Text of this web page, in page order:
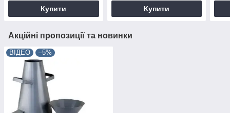
Купити Купити
Акційні пропозиції та новинки
ВІДЕО –5%